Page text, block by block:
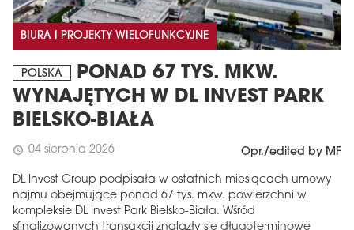
BIURA I PROJEKTY WIELOFUNKCYJNE
POLSKA
PONAD 67 TYS. MKW.
WYNAJĘTYCH W DL INVEST PARK
BIELSKO-BIAŁA
schedule 04 sierpnia 2026 Opr./edited by MF
DL Invest Group podpisała w ostatnich miesiącach umowy
najmu obejmujące ponad 67 tys. mkw. powierzchni w
kompleksie DL Invest Park Bielsko-Biała. Wśród
sfinalizowanych transakcji znalazły się długoterminowe